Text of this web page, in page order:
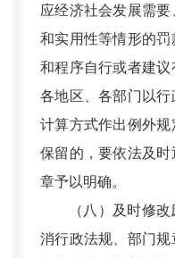
应经济社会发展需
和实用性等情形的
和程序自行或者建议
各地区、各部门以
计算方式作出例外
保留的，要依法及
章予以明确。
（八）及时修
消行政法规、部门